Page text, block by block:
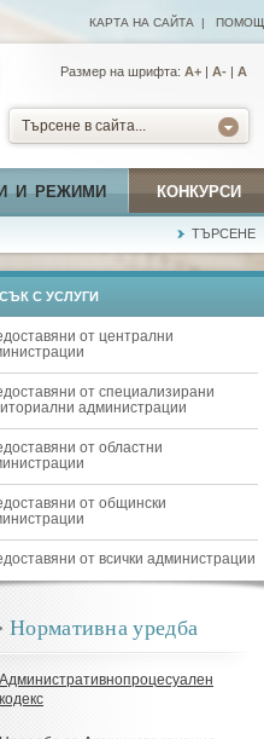
КАРТА НА САЙТА | ПОМОЩ
Размер на шрифта: А+ | A- | A
Търсене в сайта...
И РЕЖИМИ КОНКУРСИ
ТЪРСЕНЕ
С УСЛУГИ
от централни
от специализирани
администрации
от областни
от общински
от всички администрации
Нормативна уредба
Административнопроцесуален
кодекс